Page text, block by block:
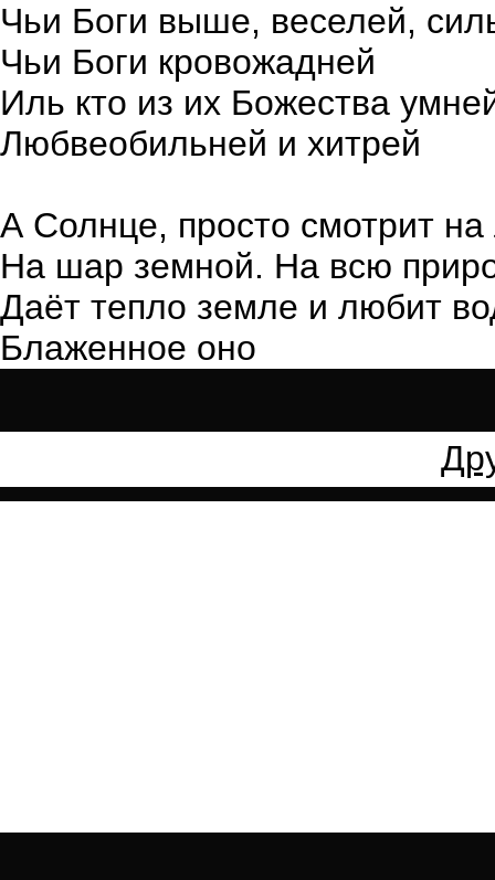
Чьи Боги выше, веселей,
Чьи Боги кровожадней
Иль кто из их Божества
Любвеобильней и хитрей
А Солнце, просто смотрит
На шар земной. На всю
Даёт тепло земле и любит
Блаженное оно